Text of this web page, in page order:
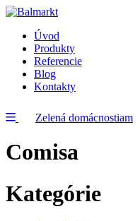
Úvod
Produkty
Referencie
Blog
Kontakty
Zelená domácnostiam
Comisa
Kategórie